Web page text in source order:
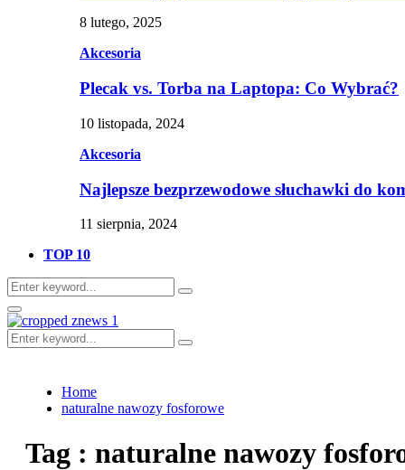
8 lutego, 2025
Akcesoria
Plecak vs. Torba na Laptopa: Co Wybrać?
10 listopada, 2024
Akcesoria
Najlepsze bezprzewodowe słuchawki do
11 sierpnia, 2024
TOP 10
Search
for:
Search
Primary
Menu
Search
for:
Search
Home
naturalne nawozy fosforowe
Tag : naturalne nawozy